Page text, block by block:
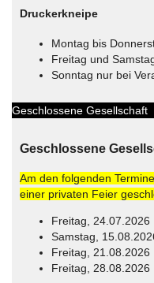
Druckerkneipe
Montag bis
Freitag und
Sonntag nur bei
Geschlossene Gesellschaft
Geschlossene
Am den folgenden
einer privaten Feier
Freitag, 24.07.2026
Samstag,
Freitag, 21.08.2026
Freitag, 28.08.2026